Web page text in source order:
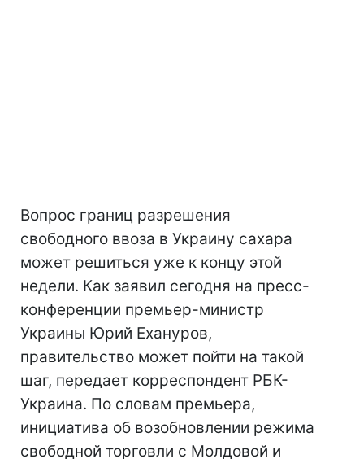
Вопрос границ разрешения
свободного ввоза в Украину сахара
может решиться уже к концу этой
недели. Как заявил сегодня на пресс-
конференции премьер-министр
Украины Юрий Ехануров,
правительство может пойти на такой
шаг, передает корреспондент РБК-
Украина. По словам премьера,
инициатива об возобновлении режима
свободной торговли с Молдовой и